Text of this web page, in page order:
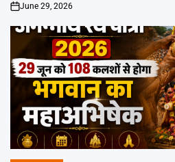
on
June 29, 2026